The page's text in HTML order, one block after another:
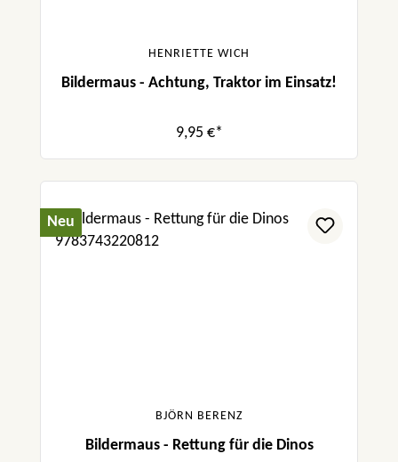
HENRIETTE WICH
Bildermaus - Achtung, Traktor im Einsatz!
9,95 €*
Neu
BJÖRN BERENZ
Bildermaus - Rettung für die Dinos